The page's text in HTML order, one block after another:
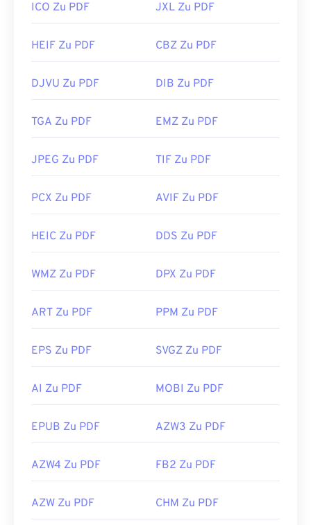
ICO Zu PDF JXL Zu PDF
HEIF Zu PDF CBZ Zu PDF
DJVU Zu PDF DIB Zu PDF
TGA Zu PDF EMZ Zu PDF
JPEG Zu PDF TIF Zu PDF
PCX Zu PDF AVIF Zu PDF
HEIC Zu PDF DDS Zu PDF
WMZ Zu PDF DPX Zu PDF
ART Zu PDF PPM Zu PDF
EPS Zu PDF SVGZ Zu PDF
AI Zu PDF MOBI Zu PDF
EPUB Zu PDF AZW3 Zu PDF
AZW4 Zu PDF FB2 Zu PDF
AZW Zu PDF CHM Zu PDF